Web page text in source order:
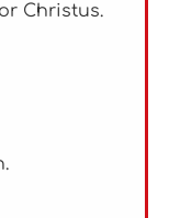
Christus.